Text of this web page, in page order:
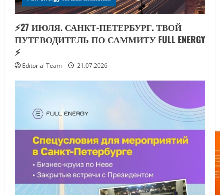
⚡️27 ИЮЛЯ. САНКТ-ПЕТЕРБУРГ. ТВОЙ
ПУТЕВОДИТЕЛЬ ПО САММИТУ FULL ENERGY
⚡️
Editorial Team 21.07.2026